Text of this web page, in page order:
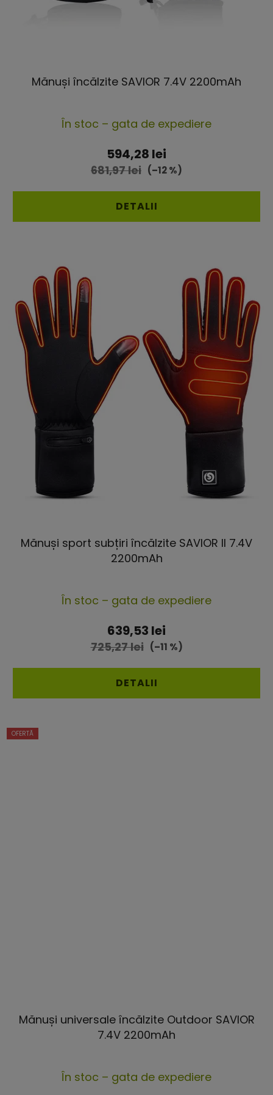
Mănuși încălzite SAVIOR 7.4V 2200mAh
medie
a
produsului
4,4
din
În stoc – gata de expediere
594,28 lei
681,97 lei (–12 %)
DETALII
Mănuși sport subțiri încălzite SAVIOR II 7.4V
2200mAh
medie
a
produsului
4,2
din
În stoc – gata de expediere
639,53 lei
725,27 lei (–11 %)
DETALII
OFERTĂ
Mănuși universale încălzite Outdoor SAVIOR
7.4V 2200mAh
medie
În stoc – gata de expediere